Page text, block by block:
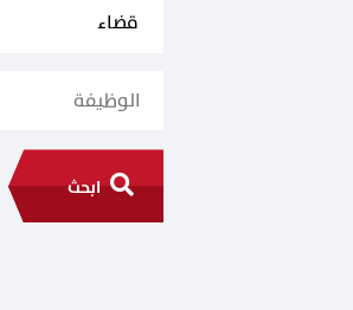
ابحث